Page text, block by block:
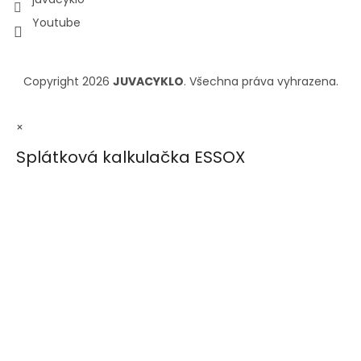
Youtube
Copyright 2026 JUVACYKLO. Všechna práva vyhrazena.
×
Splátková kalkulačka ESSOX